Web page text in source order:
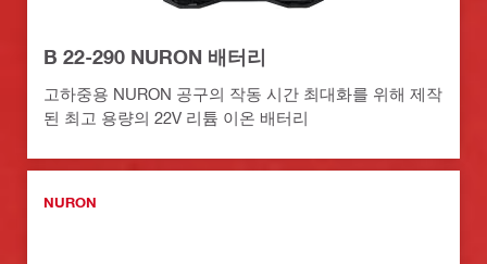
B 22-290 NURON 배터리
고하중용 NURON 공구의 작동 시간 최대화를 위해 제작
된 최고 용량의 22V 리튬 이온 배터리
NURON